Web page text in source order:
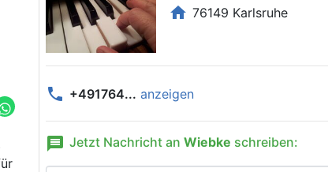
home 76149 Karlsruhe
phone +491764... anzeigen
message Jetzt Nachricht an Wiebke schreiben: